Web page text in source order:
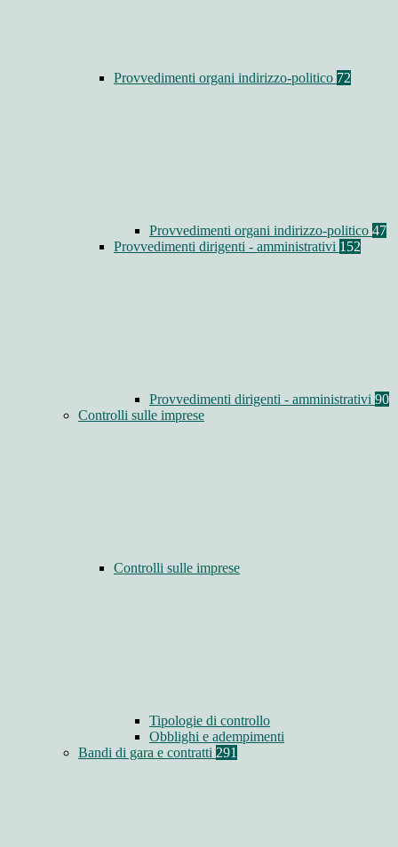
Provvedimenti organi indirizzo-politico 72
Provvedimenti organi indirizzo-politico 47
Provvedimenti dirigenti - amministrativi 152
Provvedimenti dirigenti - amministrativi 90
Controlli sulle imprese
Controlli sulle imprese
Tipologie di controllo
Obblighi e adempimenti
Bandi di gara e contratti 291